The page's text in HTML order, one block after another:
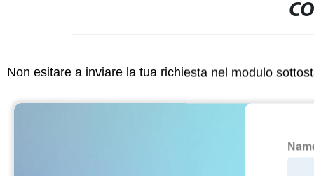
Non esitare a inviare la tua richiesta nel modulo